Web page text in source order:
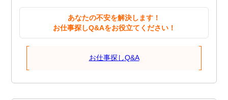
あなたの不安を解決します！
お仕事探しQ&Aをお役立てください！
お仕事探しQ&A